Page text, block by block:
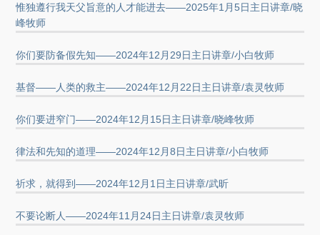
惟独遵行我天父旨意的人才能进去——2025年1月5日主日讲章/晓
峰牧师
你们要防备假先知——2024年12月29日主日讲章/小白牧师
基督——人类的救主——2024年12月22日主日讲章/袁灵牧师
你们要进窄门——2024年12月15日主日讲章/晓峰牧师
律法和先知的道理——2024年12月8日主日讲章/小白牧师
祈求，就得到——2024年12月1日主日讲章/武昕
不要论断人——2024年11月24日主日讲章/袁灵牧师